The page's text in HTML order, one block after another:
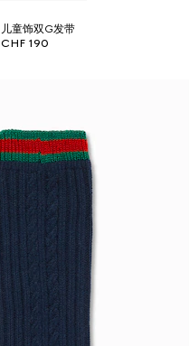
儿童饰双G发带
CHF 190